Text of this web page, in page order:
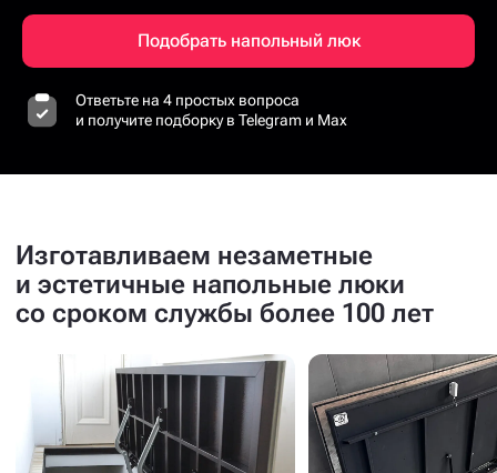
Подобрать напольный люк
Ответьте на 4 простых вопроса
и получите подборку в Telegram и Max
Изготавливаем незаметные
и эстетичные напольные люки
со сроком службы более 100 лет